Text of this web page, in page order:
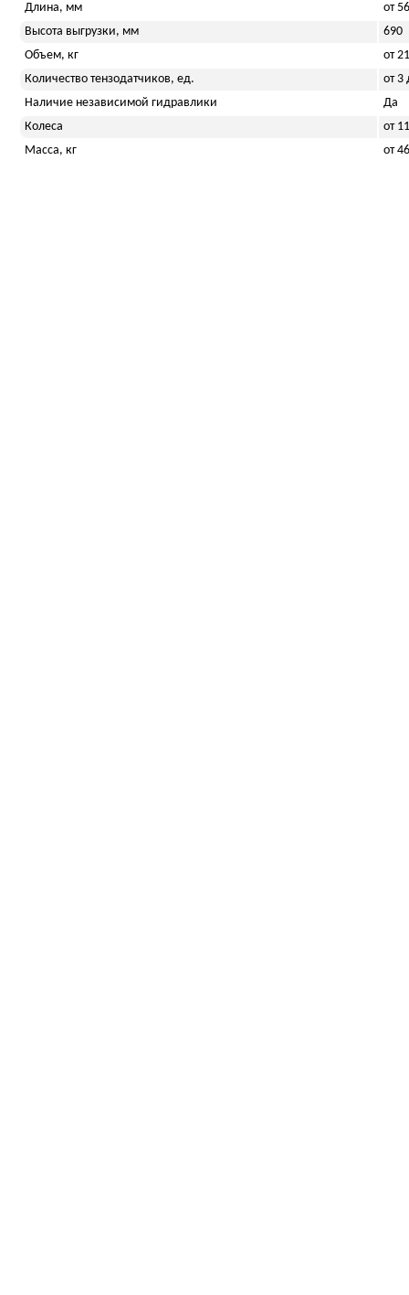
Длина, мм
от
Высота выгрузки, мм
690
Объем, кг
от
Количество тензодатчиков, ед.
от 3
Наличие независимой гидравлики
Да
Колеса
от
Масса, кг
от